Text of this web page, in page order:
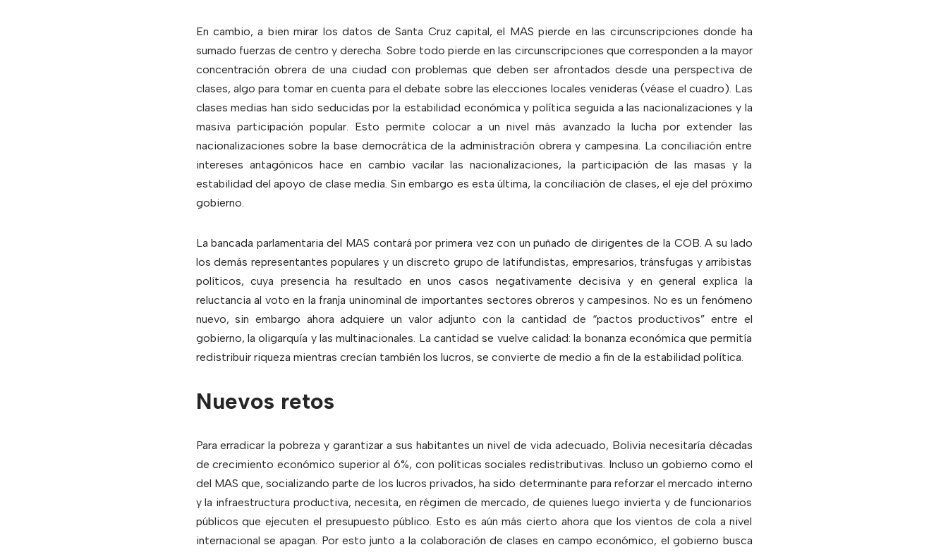
En cambio, a bien mirar los datos de Santa Cruz capital, el MAS pierde en las circunscripciones donde ha
sumado fuerzas de centro y derecha. Sobre todo pierde en las circunscripciones que corresponden a la mayor
concentración obrera de una ciudad con problemas que deben ser afrontados desde una perspectiva de
clases, algo para tomar en cuenta para el debate sobre las elecciones locales venideras (véase el cuadro). Las
clases medias han sido seducidas por la estabilidad económica y política seguida a las nacionalizaciones y la
masiva participación popular. Esto permite colocar a un nivel más avanzado la lucha por extender las
nacionalizaciones sobre la base democrática de la administración obrera y campesina. La conciliación entre
intereses antagónicos hace en cambio vacilar las nacionalizaciones, la participación de las masas y la
estabilidad del apoyo de clase media. Sin embargo es esta última, la conciliación de clases, el eje del próximo
gobierno.
La bancada parlamentaria del MAS contará por primera vez con un puñado de dirigentes de la COB. A su lado
los demás representantes populares y un discreto grupo de latifundistas, empresarios, tránsfugas y arribistas
políticos, cuya presencia ha resultado en unos casos negativamente decisiva y en general explica la
reluctancia al voto en la franja uninominal de importantes sectores obreros y campesinos. No es un fenómeno
nuevo, sin embargo ahora adquiere un valor adjunto con la cantidad de “pactos productivos” entre el
gobierno, la oligarquía y las multinacionales. La cantidad se vuelve calidad: la bonanza económica que permitía
redistribuir riqueza mientras crecían también los lucros, se convierte de medio a fin de la estabilidad política.
Nuevos retos
Para erradicar la pobreza y garantizar a sus habitantes un nivel de vida adecuado, Bolivia necesitaría décadas
de crecimiento económico superior al 6%, con políticas sociales redistributivas. Incluso un gobierno como el
del MAS que, socializando parte de los lucros privados, ha sido determinante para reforzar el mercado interno
y la infraestructura productiva, necesita, en régimen de mercado, de quienes luego invierta y de funcionarios
públicos que ejecuten el presupuesto público. Esto es aún más cierto ahora que los vientos de cola a nivel
internacional se apagan. Por esto junto a la colaboración de clases en campo económico, el gobierno busca